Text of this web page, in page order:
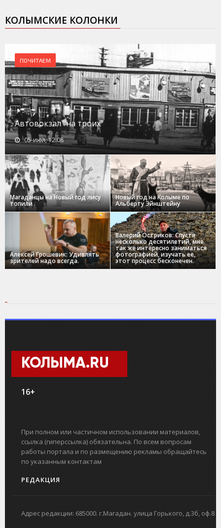
КОЛЫМСКИЕ КОЛОНКИ
ПОЧИТАЕМ
Автовокзал "на троих"
05-июл, 12:08
Магаданцы на Новый год лису
топили
Новый год на Колыме по
Альберту Эйнштейну
Алексей Грошевик: Удивлять
зрителей надо всегда.
Валерий Остриков: Спустя
несколько десятилетий, мне
так же интересно заниматься
фотографией, изучать ее,
этот процесс бесконечен.
КОЛЫМА.RU
16+
При полном или частичном использовании материалов,
ссылка (гиперссылка) обязательна. По всем вопросам
работы портала и по размещению рекламы обращайтесь
по указанным контактам
РЕДАКЦИЯ
Адрес редакции: 685000. г.Магадан. улица Горького, д.3б, оф.8